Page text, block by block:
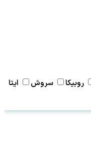
روبیکا سروش ایتا